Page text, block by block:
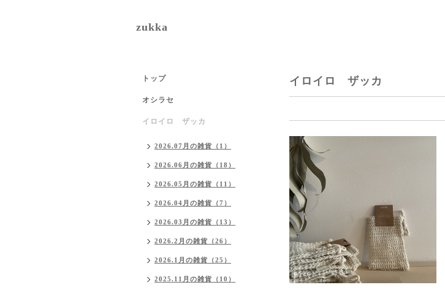
zukka
イロイロ ザッカ
トップ
オシラセ
イロイロ ザッカ
2026.07月の雑貨（1）
2026.06月の雑貨（18）
2026.05月の雑貨（11）
2026.04月の雑貨（7）
2026.03月の雑貨（13）
2026.2月の雑貨（26）
2026.1月の雑貨（25）
2025.11月の雑貨（10）